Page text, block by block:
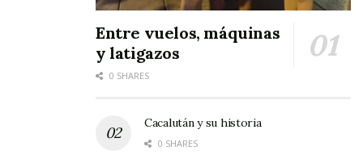
Entre vuelos, máquinas
y latigazos
0 SHARES
Cacalután y su historia
0 SHARES